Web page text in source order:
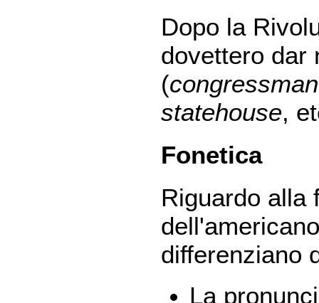
Dopo la
dovettero dar
(congressman
statehouse,
Fonetica
Riguardo alla
differenziano
La